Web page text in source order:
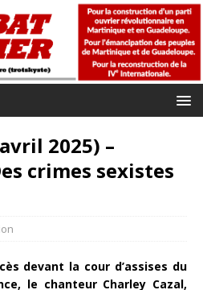
2025) –
crimes sexistes
devant la cour d’assises du
le chanteur Charley Cazal,